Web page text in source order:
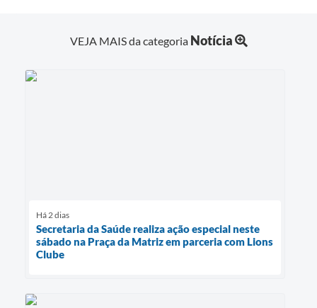
VEJA MAIS da categoria Notícia
Há 2 dias
Secretaria da Saúde realiza ação especial neste
sábado na Praça da Matriz em parceria com Lions
Clube